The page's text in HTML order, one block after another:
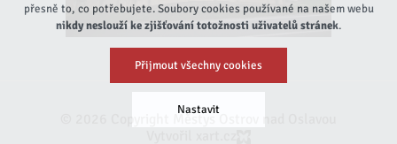
© 2026 Copyright Městys Ostrov nad Oslavou
přesně to, co potřebujete. Soubory cookies používané na našem webu
nikdy neslouží ke zjišťování totožnosti uživatelů stránek.
Přijmout všechny cookies
Nastavit